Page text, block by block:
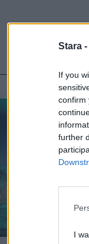
Stara -
If you
confirm
further
I